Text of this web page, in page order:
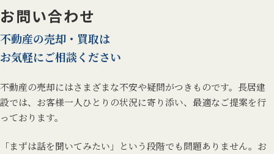
お問い合わせ
不動産の売却・買取は
お気軽にご相談ください
不動産の売却にはさまざまな不安や疑問がつきものです。長居建
設では、お客様一人ひとりの状況に寄り添い、最適なご提案を行
っております。
「まずは話を聞いてみたい」という段階でも問題ありません。お